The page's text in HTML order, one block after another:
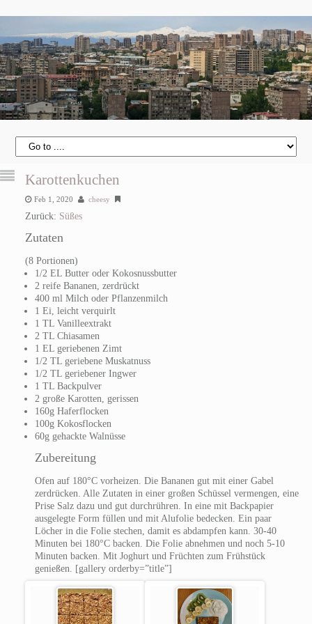
Karottenkuchen
Feb 1, 2020 cheesy
Zurück: Süßes
Zutaten
(8 Portionen)
1/2 EL Butter oder Kokosnussbutter
2 reife Bananen, zerdrückt
400 ml Milch oder Pflanzenmilch
1 Ei, leicht verquirlt
1 TL Vanilleextrakt
2 TL Chiasamen
1 EL geriebenen Zimt
1/2 TL geriebene Muskatnuss
1/2 TL geriebener Ingwer
1 TL Backpulver
2 große Karotten, gerissen
160g Haferflocken
100g Kokosflocken
60g gehackte Walnüsse
Zubereitung
Ofen auf 180°C vorheizen. Die Bananen gut mit einer Gabel
zerdrücken. Alle Zutaten in einer großen Schüssel vermengen, eine
Prise Salz dazu und gut durchrühren. In eine mit Backpapier
ausgelegte Form füllen und mit Alufolie bedecken. Ein paar
Löcher in die Folie stechen, damit es abdampfen kann. 30-40
Minuten bei 180°C backen. Die Folie abnehmen und noch 5-10
Minuten backen. Mit Joghurt und Früchten zum Frühstück
genießen. [gallery orderby=”title”]